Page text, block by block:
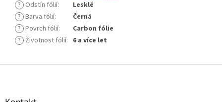
? Odstín fólií:
Lesklé
? Barva fólií:
Černá
? Povrch fólií:
Carbon fólie
? Životnost fólií: 6 a více let